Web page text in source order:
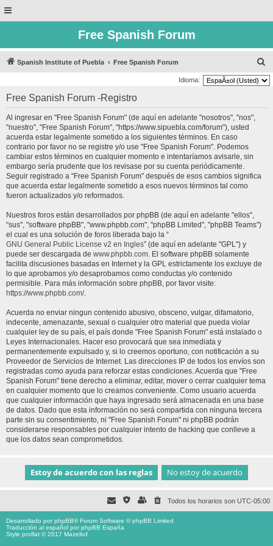
Free Spanish Forum
Spanish Institute of Puebla Free Spanish Forum
u
Idioma:
Free Spanish Forum -Registro
Al ingresar en "Free Spanish Forum" (de aquí en adelante "nosotros", "nos",
"nuestro", "Free Spanish Forum", "https://www.sipuebla.com/forum"), usted
acuerda estar legalmente sometido a los siguientes términos. En caso
contrario por favor no se registre y/o use "Free Spanish Forum". Podemos
cambiar estos términos en cualquier momento e intentaríamos avisarle, sin
embargo sería prudente que los revisase por su cuenta periódicamente.
Seguir registrado a "Free Spanish Forum" después de esos cambios significa
que acuerda estar legalmente sometido a esos nuevos términos tal como
fueron actualizados y/o reformados.
Nuestros foros están desarrollados por phpBB (de aquí en adelante "ellos",
"sus", "software phpBB", "www.phpbb.com", "phpBB Limited", "phpBB Teams")
el cual es una solución de foros liberada bajo la “
GNU General Public License v2 en Ingles” (de aquí en adelante "GPL") y
puede ser descargada de www.phpbb.com. El software phpBB solamente
facilita discusiones basadas en Internet y la GPL estrictamente los excluye de
lo que aprobamos y/o desaprobamos como conductas y/o contenido
permisible. Para más información sobre phpBB, por favor visite:
https://www.phpbb.com/.
Acuerda no enviar ningun contenido abusivo, obsceno, vulgar, difamatorio,
indecente, amenazante, sexual o cualquier otro material que pueda violar
cualquier ley de su país, el país donde "Free Spanish Forum" está instalado o
Leyes Internacionales. Hacer eso provocará que sea inmediata y
permanentemente expulsado y, si lo creemos oportuno, con notificación a su
Proveedor de Servicios de Internet. Las direcciones IP de todos los envíos son
registradas como ayuda para reforzar estas condiciones. Acuerda que "Free
Spanish Forum" tiene derecho a eliminar, editar, mover o cerrar cualquier tema
en cualquier momento que lo creamos conveniente. Como usuario acuerda
que cualquier información que haya ingresado será almacenada en una base
de datos. Dado que esta información no será compartida con ninguna tercera
parte sin su consentimiento, ni "Free Spanish Forum" ni phpBB podrán
considerarse responsables por cualquier intento de hacking que conlleve a
que los datos sean comprometidos.
Todos los horarios son UTC-05:00
Desarrollado porphpBB® Forum Software © phpBB Limited
Traducción al español porphpBB España
Style proflat © 2017 Mazeltof